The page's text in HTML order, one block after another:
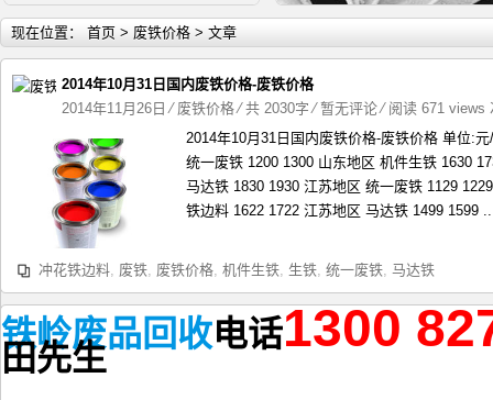
详细内容
垃圾处理向无公害资源化发展 4月26日河北地区废铜市场
现在位置： 首页 > 废铁价格 > 文章
2014年10月31日国内废铁价格-废铁价格
2014年11月26日 ⁄ 废铁价格⁄ 共 2030字⁄暂无评论⁄ 阅读 671 views
2014年10月31日国内废铁价格-废铁价格 单位:
统一废铁 1200 1300 山东地区 机件生铁 1630
马达铁 1830 1930 江苏地区 统一废铁 1129
铁边料 1622 1722 江苏地区 马达铁 1499 1599
冲花铁边料, 废铁, 废铁价格, 机件生铁, 生铁, 统一废铁, 马达铁
铁岭废品回收电话1300
田先生